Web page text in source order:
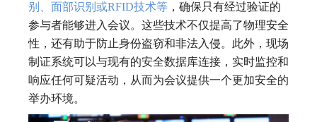
别、面部识别或RFID技术等 ，确保只有经过验证的
参与者能够进入会议。这些技术不仅提高了物理安全
性，还有助于防止身份盗窃和非法入侵。此外，现场
制证系统可以与现有的安全数据库连接，实时监控和
响应任何可疑活动，从而为会议提供一个更加安全的
举办环境。